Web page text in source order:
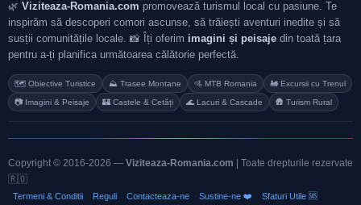
🌿 Viziteaza-Romania.com promovează turismul local cu pasiune. Te
inspirăm să descoperi comori ascunse, să trăiești aventuri inedite și să
susții comunitățile locale. 📸 Îți oferim imagini și peisaje din toată țara
pentru a-ți planifica următoarea călătorie perfectă.
🗺️ Obiective Turistice ⛰️ Trasee Montane 🚵 MTB Romania 🚂 Excursii cu Trenul
📷 Imagini & Peisaje 🏰 Castele & Cetăți 🌊 Lacuri & Cascade 🛖 Turism Rural
Copyright © 2016-2026 — Viziteaza-Romania.com | Toate drepturile rezervate
🇷🇴
Termeni & Conditii Reguli Contacteaza-ne Sustine-ne ❤️ Sfaturi Utile 🆘